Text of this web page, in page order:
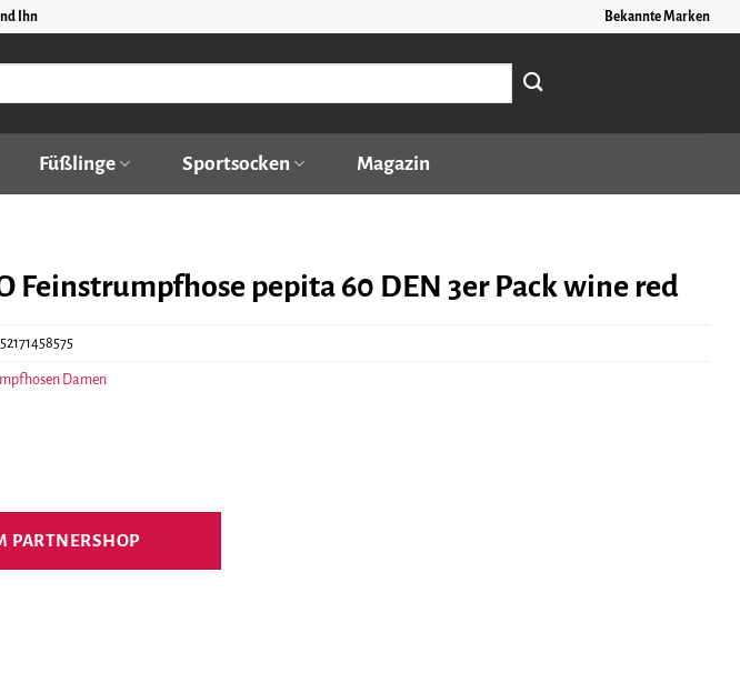
Ihn Bekannte Marken
Füßlinge Sportsocken Magazin
Feinstrumpfhose pepita 60 DEN 3er Pack wine red
PARTNERSHOP
Damen